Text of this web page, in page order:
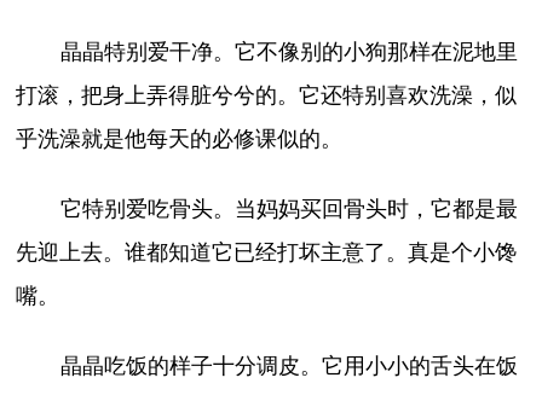
晶晶特别爱干净。它不像别的小狗那样在泥地里
打滚，把身上弄得脏兮兮的。它还特别喜欢洗澡，似
乎洗澡就是他每天的必修课似的。
它特别爱吃骨头。当妈妈买回骨头时，它都是最
先迎上去。谁都知道它已经打坏主意了。真是个小馋
嘴。
晶晶吃饭的样子十分调皮。它用小小的舌头在饭